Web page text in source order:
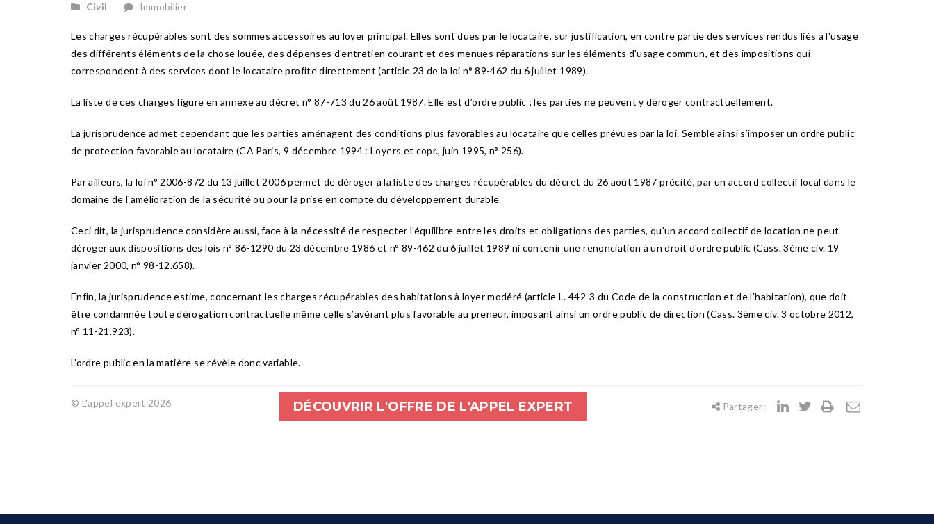
Civil Immobilier
Les charges récupérables sont des sommes accessoires au loyer principal. Elles sont dues par le locataire, sur justification, en contre partie des services rendus liés à l'usage
des différents éléments de la chose louée, des dépenses d'entretien courant et des menues réparations sur les éléments d'usage commun, et des impositions qui
correspondent à des services dont le locataire profite directement (article 23 de la loi n° 89-462 du 6 juillet 1989).
La liste de ces charges figure en annexe au décret n° 87-713 du 26 août 1987. Elle est d’ordre public ; les parties ne peuvent y déroger contractuellement.
La jurisprudence admet cependant que les parties aménagent des conditions plus favorables au locataire que celles prévues par la loi. Semble ainsi s’imposer un ordre public
de protection favorable au locataire (CA Paris, 9 décembre 1994 : Loyers et copr., juin 1995, n° 256).
Par ailleurs, la loi n° 2006-872 du 13 juillet 2006 permet de déroger à la liste des charges récupérables du décret du 26 août 1987 précité, par un accord collectif local dans le
domaine de l'amélioration de la sécurité ou pour la prise en compte du développement durable.
Ceci dit, la jurisprudence considère aussi, face à la nécessité de respecter l’équilibre entre les droits et obligations des parties, qu’un accord collectif de location ne peut
déroger aux dispositions des lois n° 86-1290 du 23 décembre 1986 et n° 89-462 du 6 juillet 1989 ni contenir une renonciation à un droit d'ordre public (Cass. 3ème civ. 19
janvier 2000, n° 98-12.658).
Enfin, la jurisprudence estime, concernant les charges récupérables des habitations à loyer modéré (article L. 442-3 du Code de la construction et de l’habitation), que doit
être condamnée toute dérogation contractuelle même celle s’avérant plus favorable au preneur, imposant ainsi un ordre public de direction (Cass. 3ème civ. 3 octobre 2012,
n° 11-21.923).
L’ordre public en la matière se révèle donc variable.
© L'appel expert 2026 Partager:
DÉCOUVRIR L'OFFRE DE L'APPEL EXPERT